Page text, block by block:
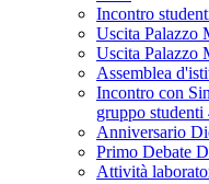
Incontro
Uscita Palazzo
Uscita Palazzo
Assemblea
Incontro con
gruppo studenti
Anniversario
Primo Debate
Attività